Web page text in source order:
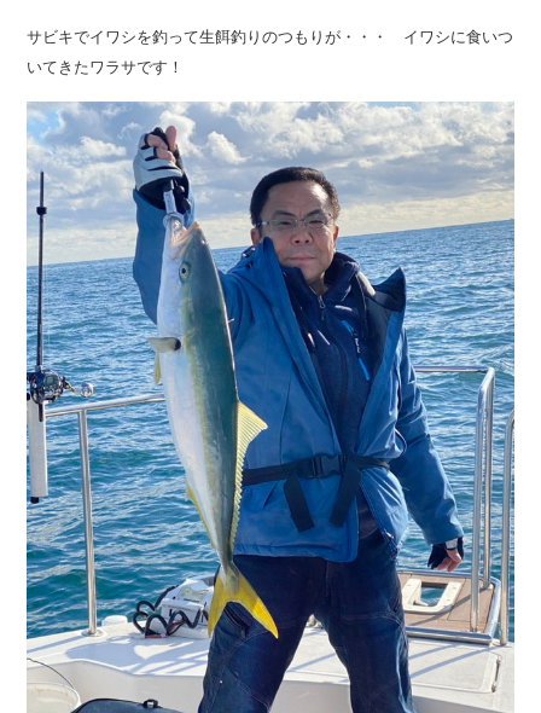
サビキでイワシを釣って生餌釣りのつもりが・・・ イワシに食いつ
いてきたワラサです！